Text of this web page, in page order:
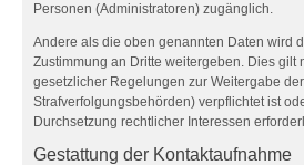
Personen (Administratoren) zugänglich.
Andere als die oben genannten Daten wird
Zustimmung an Dritte weitergeben. Dies gilt
gesetzlicher Regelungen zur Weitergabe
Strafverfolgungsbehörden) verpflichtet ist
Durchsetzung rechtlicher Interessen
Gestattung der Kontaktaufnahme